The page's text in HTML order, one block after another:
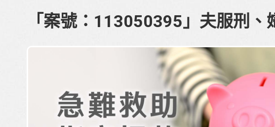
「案號：113050395」夫服刑、